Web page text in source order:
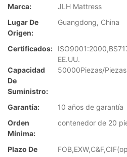
Marca:
JLH Mattress
Lugar De
Origen:
Guangdong, China
Certificados:
EE.UU.
Capacidad
De
Suministro:
50000Piezas/
Garantía:
10 años de garantía
Orden
Mínima:
contenedor de 20
Plazo De